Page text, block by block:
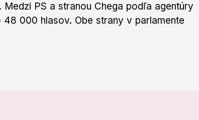
Medzi PS a stranou Chega podľa agentúry
000 hlasov. Obe strany v parlamente